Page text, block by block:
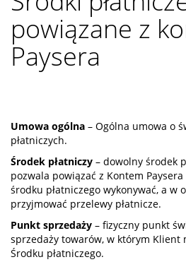
powiązane z
Paysera
Umowa ogólna – Ogólna umowa o
płatniczych.
Środek płatniczy – dowolny środek
pozwala powiązać z Kontem
środku płatniczego wykonywać, a w
przyjmować przelewy płatnicze.
Punkt sprzedaży – fizyczny punkt
sprzedaży towarów, w którym Klient
Środku płatniczego.